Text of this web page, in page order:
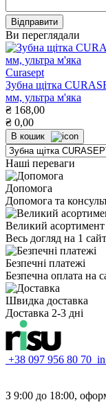
Ви переглядали
Curasept
Зубна щітка
мм, ультра м'яка
₴ 168,00
₴ 0,00
В кошик
Наші переваги
Допомога
Допомога та
Великий асортимент
Весь догляд на 1
Безпечні платежі
Безпечна оплата на
Швидка доставка
Доставка 2-3 дні
+38 097 956 80 70
З 9:00 до 18:00,